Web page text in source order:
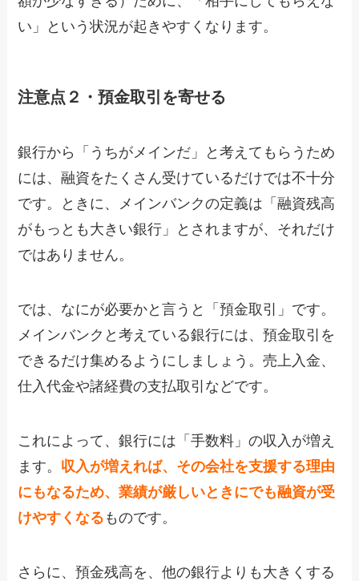
い」という状況が起きやすくなります。
注意点２・預金取引を寄せる
銀行から「うちがメインだ」と考えてもらうため
には、融資をたくさん受けているだけでは不十分
です。ときに、メインバンクの定義は「融資残高
がもっとも大きい銀行」とされますが、それだけ
ではありません。
では、なにが必要かと言うと「預金取引」です。
メインバンクと考えている銀行には、預金取引を
できるだけ集めるようにしましょう。売上入金、
仕入代金や諸経費の支払取引などです。
これによって、銀行には「手数料」の収入が増え
ます。 収入が増えれば、その会社を支援する理由
にもなるため、業績が厳しいときにでも融資が受
けやすくなる ものです。
さらに、預金残高を、他の銀行よりも大きくする